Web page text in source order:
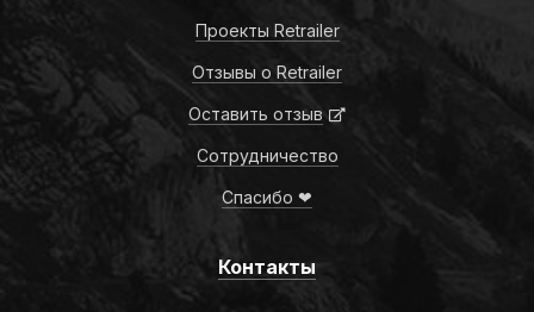
Проекты Retrailer
Отзывы о Retrailer
Оставить отзыв
Сотрудничество
Спасибо ❤
Контакты